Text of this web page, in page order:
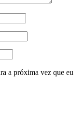
a próxima vez que eu